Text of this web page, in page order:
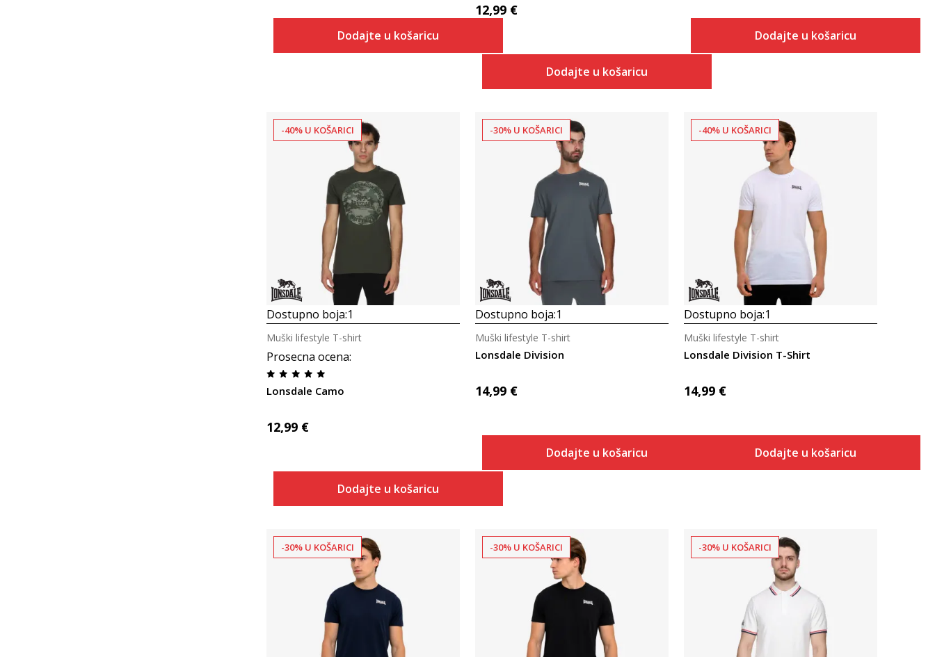
Dodajte u košaricu
12,99 €
Dodajte u košaricu
Dodajte u košaricu
Uporedi
-40% U KOŠARICI
Dostupno boja:1
Prosecna ocena:
Lonsdale Camo
Muški lifestyle T-shirt
12,99 €
Dodajte u košaricu
-30% U KOŠARICI
Dostupno boja:1
Lonsdale Division
Muški lifestyle T-shirt
14,99 €
Dodajte u košaricu
-40% U KOŠARICI
Dostupno boja:1
Lonsdale Division T-Shirt
Muški lifestyle T-shirt
14,99 €
Dodajte u košaricu
Uporedi
-30% U KOŠARICI -30% U KOŠARICI
Uporedi
-30% U KOŠARICI